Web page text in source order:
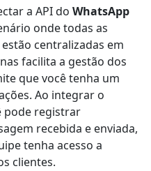
a API do WhatsApp
onde todas as
centralizadas em
facilita a gestão dos
que você tenha um
Ao integrar o
pode registrar
recebida e enviada,
tenha acesso a
clientes.